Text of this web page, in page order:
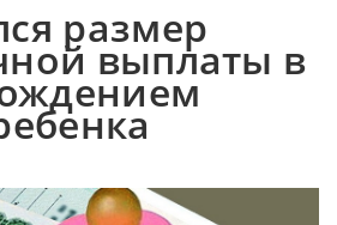
размер
выплаты в